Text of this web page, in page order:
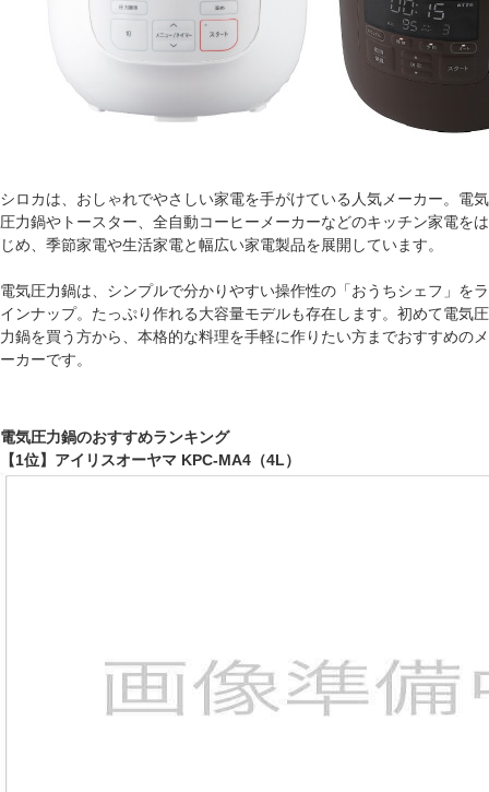
シロカは、おしゃれでやさしい家電を手がけている人気メーカー。電気
圧力鍋やトースター、全自動コーヒーメーカーなどのキッチン家電をは
じめ、季節家電や生活家電と幅広い家電製品を展開しています。
電気圧力鍋は、シンプルで分かりやすい操作性の「おうちシェフ」をラ
インナップ。たっぷり作れる大容量モデルも存在します。初めて電気圧
力鍋を買う方から、本格的な料理を手軽に作りたい方までおすすめのメ
ーカーです。
電気圧力鍋のおすすめランキング
【1位】アイリスオーヤマ KPC-MA4（4L）